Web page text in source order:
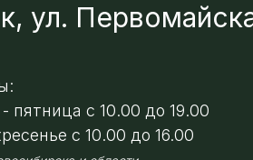
ул.
пятница с 10.00 до 19.00
с 10.00 до 16.00